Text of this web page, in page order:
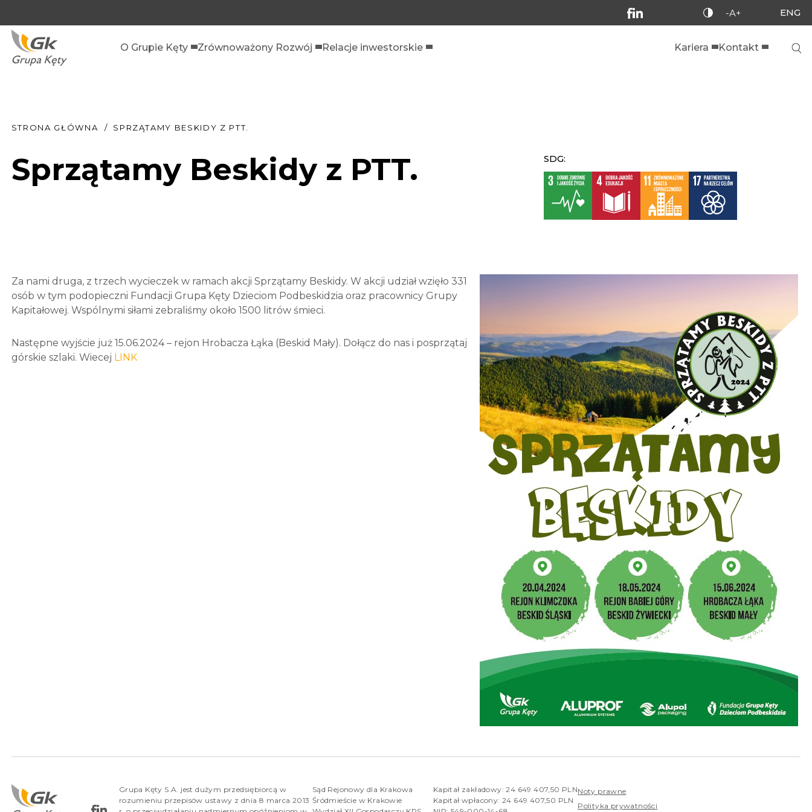
-A+ ENG
O Grupie Kęty Zrównoważony Rozwój Relacje inwestorskie Kariera Kontakt
STRONA GŁÓWNA SPRZĄTAMY BESKIDY Z PTT.
Sprzątamy Beskidy z PTT. SDG:
Za nami druga, z trzech wycieczek w ramach akcji Sprzątamy Beskidy. W akcji udział wzięło 331
osób w tym podopieczni Fundacji Grupa Kęty Dzieciom Podbeskidzia oraz pracownicy Grupy
Kapitałowej. Wspólnymi siłami zebraliśmy około 1500 litrów śmieci.
Następne wyjście już 15.06.2024 – rejon Hrobacza Łąka (Beskid Mały). Dołącz do nas i posprzątaj
górskie szlaki. Wiecej LINK
Grupa Kęty S.A. jest dużym przedsiębiorcą w
rozumieniu przepisów ustawy z dnia 8 marca 2013
Sąd Rejonowy dla Krakowa
Śródmieście w Krakowie
Kapitał zakładowy: 24 649 407,50 PLN
Kapitał wpłacony: 24 649 407,50 PLN
Noty prawne
Polityka prywatności